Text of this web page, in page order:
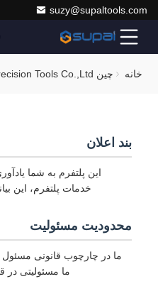
suzy@supaltools.com
خانه چین Supal (Changzhou) Precision Tools Co.,Ltd سیاست حفظ حریم خصوصی
بند اعلان
این پلتفرم به شما
خدمات پلتفرم، این
محدودیت مسئولیت
ما در چارچوب قانونی مسئول
ما مسئولیتی در